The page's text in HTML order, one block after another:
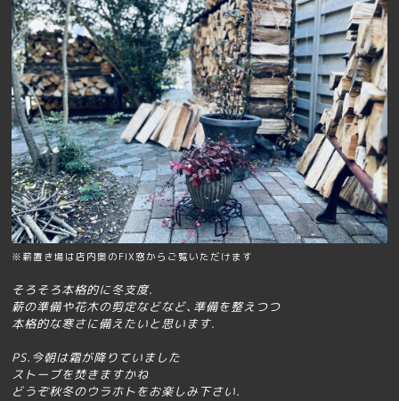
※薪置き場は店内奥のFIX窓からご覧いただけます
そろそろ本格的に冬支度.
薪の準備や花木の剪定などなど､準備を整えつつ
本格的な寒さに備えたいと思います.
PS.今朝は霜が降りていました
ストーブを焚きますかね
どうぞ秋冬のウラホトをお楽しみ下さい.